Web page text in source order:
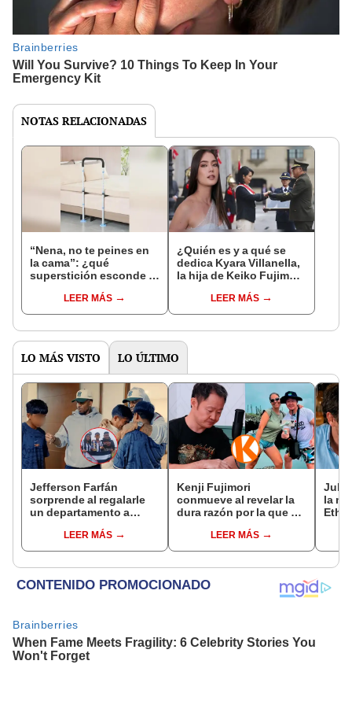
NOTAS RELACIONADAS
“Nena, no te peines en
la cama”: ¿qué
superstición esconde la
Enanitos Verdes?
LEER MÁS
¿Quién es y a qué se
dedica Kyara Villanella,
la hija de Keiko Fujimori
nivel nacional?
LEER MÁS
LO MÁS VISTO LO ÚLTIMO
Jefferson Farfán
sorprende al regalarle
un departamento a
fútbol: "Lo hago de
corazón"
LEER MÁS
Kenji Fujimori
conmueve al revelar la
dura razón por la que no
esposa Erika Muñóz: "El
proceso judicial"
LEER MÁS
la